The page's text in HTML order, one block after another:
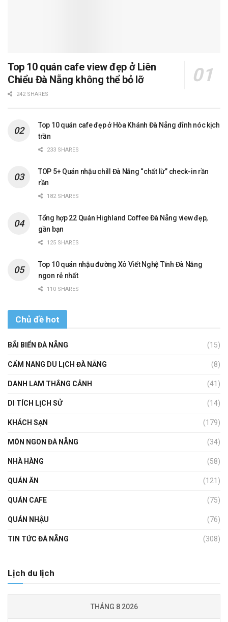
Top 10 quán cafe view đẹp ở Liên
Chiểu Đà Nẵng không thể bỏ lỡ
242 SHARES
Top 10 quán cafe đẹp ở Hòa Khánh Đà Nẵng đỉnh nóc kịch
trần
233 SHARES
TOP 5+ Quán nhậu chill Đà Nẵng “chất lừ” check-in rần
rần
182 SHARES
Tổng hợp 22 Quán Highland Coffee Đà Nẵng view đẹp,
gần bạn
125 SHARES
Top 10 quán nhậu đường Xô Viết Nghệ Tĩnh Đà Nẵng
ngon rẻ nhất
110 SHARES
Chủ đề hot
BÃI BIỂN ĐÀ NẴNG (15)
CẨM NANG DU LỊCH ĐÀ NẴNG (8)
DANH LAM THẮNG CẢNH (41)
DI TÍCH LỊCH SỬ (14)
KHÁCH SẠN (179)
MÓN NGON ĐÀ NẴNG (34)
NHÀ HÀNG (58)
QUÁN ĂN (121)
QUÁN CAFE (75)
QUÁN NHẬU (76)
TIN TỨC ĐÀ NẴNG (308)
Lịch du lịch
THÁNG 8 2026